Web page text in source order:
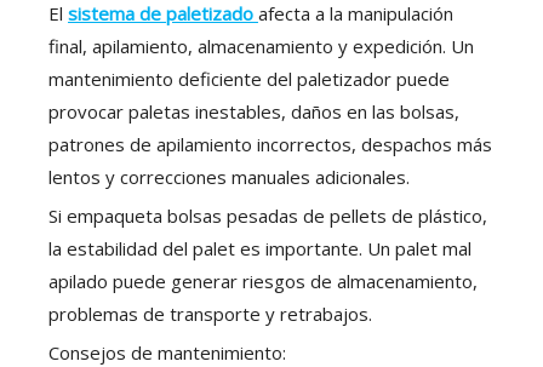
El sistema de paletizado afecta a la manipulación
final, apilamiento, almacenamiento y expedición. Un
mantenimiento deficiente del paletizador puede
provocar paletas inestables, daños en las bolsas,
patrones de apilamiento incorrectos, despachos más
lentos y correcciones manuales adicionales.
Si empaqueta bolsas pesadas de pellets de plástico,
la estabilidad del palet es importante. Un palet mal
apilado puede generar riesgos de almacenamiento,
problemas de transporte y retrabajos.
Consejos de mantenimiento: